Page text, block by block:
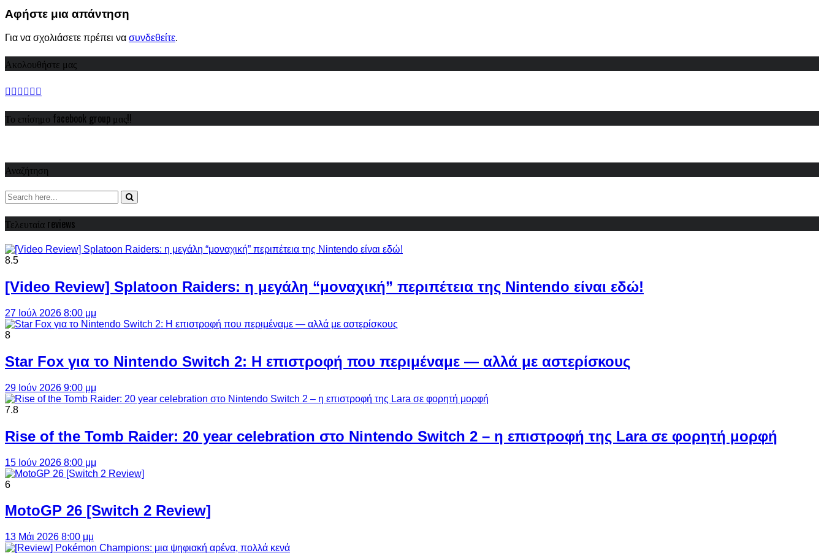
Αφήστε μια απάντηση
Για να σχολιάσετε πρέπει να συνδεθείτε.
Ακολουθήστε μας
Το επίσημο facebook group μας!!
Αναζήτηση
Τελευταία reviews
8.5
[Video Review] Splatoon Raiders: η μεγάλη “μοναχική” περιπέτεια της Nintendo είναι εδώ!
27 Ιούλ 2026 8:00 μμ
8
Star Fox για το Nintendo Switch 2: Η επιστροφή που περιμέναμε — αλλά με αστερίσκους
29 Ιούν 2026 9:00 μμ
7.8
Rise of the Tomb Raider: 20 year celebration στο Nintendo Switch 2 – η επιστροφή της Lara σε φορητή μορφή
15 Ιούν 2026 8:00 μμ
6
MotoGP 26 [Switch 2 Review]
13 Μάι 2026 8:00 μμ